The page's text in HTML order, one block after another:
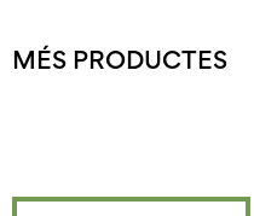
MÉS PRODUCTES